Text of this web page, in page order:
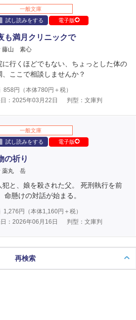
一般文庫
試し読みをする
電子版
も満月クリニックで
藤山 素心
に行くほどでもない、ちょっとした体の
、ここで相談しませんか？
858 円（本体780円＋税）
：2025年03月22日
判型：文庫判
一般文庫
試し読みをする
電子版
の祈り
薬丸 岳
犯と、娘を殺された父。 死刑執行を前
命懸けの対話が始まる。
1,276 円（本体1,160円＋税）
：2026年06月16日
判型：文庫判
再検索